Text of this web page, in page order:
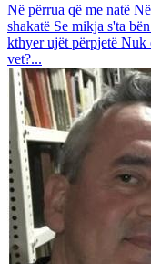
Në përrua që me natë
shakatë Se mikja s'ta
kthyer ujët përpjetë Nuk
vet?...